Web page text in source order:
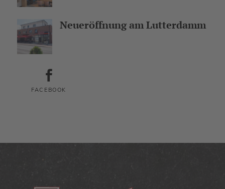
Neueröffnung am Lutterdamm
FACEBOOK